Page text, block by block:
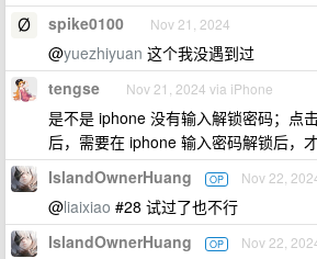
spike0100 Nov 21, 2024
@yuezhiyuan 这个我没遇到过
tengse Nov 21, 2024 via iPhone
是不是 iphone 没有输入解锁密码；点
后，需要在 iphone 输入密码解锁后，
IslandOwnerHuang OP Nov 22,
@liaixiao #28 试过了也不行
IslandOwnerHuang OP Nov 22,